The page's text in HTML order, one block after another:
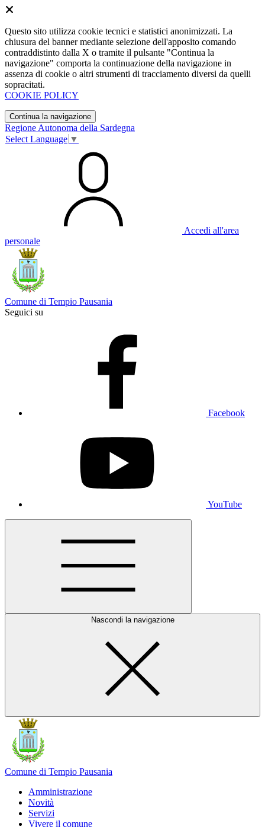
Questo sito utilizza cookie tecnici e statistici anonimizzati. La
chiusura del banner mediante selezione dell'apposito comando
contraddistinto dalla X o tramite il pulsante "Continua la
navigazione" comporta la continuazione della navigazione in
assenza di cookie o altri strumenti di tracciamento diversi da quelli
sopracitati.
COOKIE POLICY
Continua la navigazione
Regione Autonoma della Sardegna
Select Language ▼
Accedi all'area
personale
Comune di Tempio Pausania
Seguici su
Facebook
YouTube
Nascondi la navigazione
Comune di Tempio Pausania
Amministrazione
Novità
Servizi
Vivere il comune